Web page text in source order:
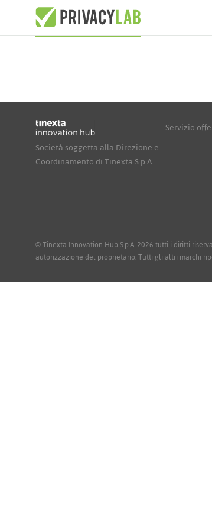
Società soggetta alla Direzione e
Coordinamento di Tinexta S.p.A.
Servizio
© Tinexta Innovation Hub S.p.A. 2026 tutti i diritti
autorizzazione del proprietario. Tutti gli altri marchi